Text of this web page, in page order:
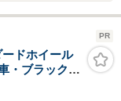
PR
ドホイール
・ブラックブ